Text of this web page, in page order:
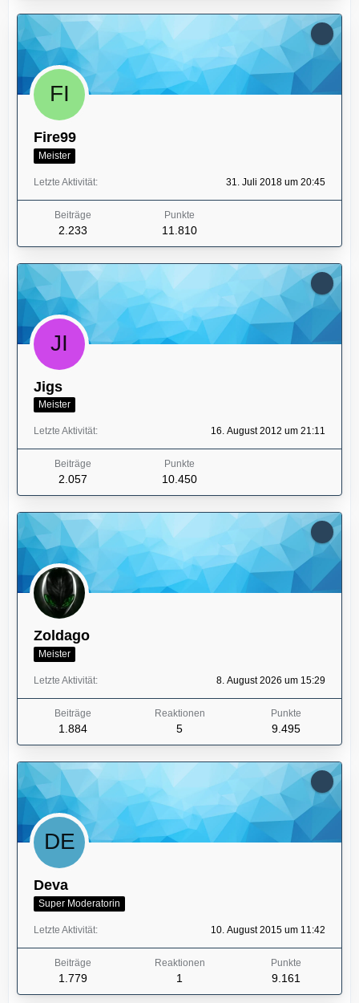
Fire99
Meister
Letzte Aktivität 31. Juli 2018 um 20:45
Beiträge
2.233
Punkte
11.810
Jigs
Meister
Letzte Aktivität 16. August 2012 um 21:11
Beiträge
2.057
Punkte
10.450
Zoldago
Meister
Letzte Aktivität 8. August 2026 um 15:29
Beiträge
1.884
Reaktionen
5
Punkte
9.495
Deva
Super Moderatorin
Letzte Aktivität 10. August 2015 um 11:42
Beiträge
1.779
Reaktionen
1
Punkte
9.161